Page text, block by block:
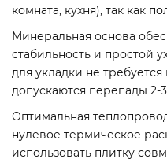
комната, кухня), так как
Минеральная основа
стабильность и простой
для укладки не
допускаются перепады 2-
Оптимальная
нулевое термическое
использовать плитку